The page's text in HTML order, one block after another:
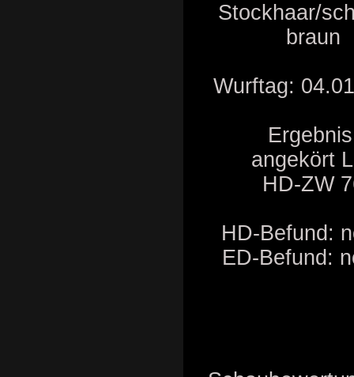
Stockhaar/
braun
Wurftag:
angekört
HD-ZW
HD-Befund:
ED-Befund: